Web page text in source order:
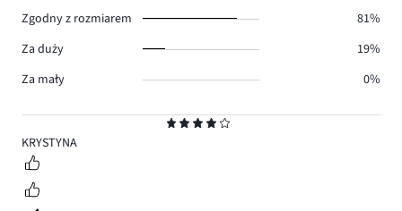
4
KRYSTYNA
Zgodny z rozmiarem
81%
Za duży
19%
Za mały
0%